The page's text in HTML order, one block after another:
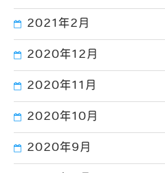
2021年2月
2020年12月
2020年11月
2020年10月
2020年9月